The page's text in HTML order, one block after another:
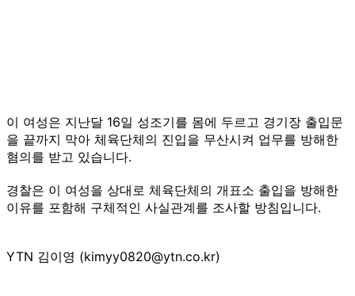
이 여성은 지난달 16일 성조기를 몸에 두르고 경기장 출입문
을 끝까지 막아 체육단체의 진입을 무산시켜 업무를 방해한
혐의를 받고 있습니다.
경찰은 이 여성을 상대로 체육단체의 개표소 출입을 방해한
이유를 포함해 구체적인 사실관계를 조사할 방침입니다.
YTN 김이영 (kimyy0820@ytn.co.kr)